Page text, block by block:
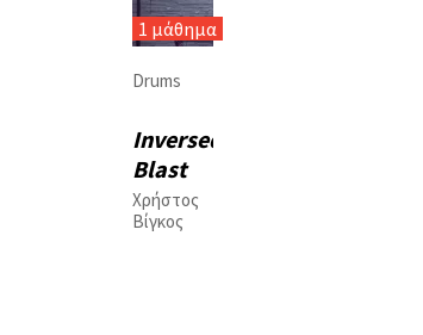
1 μάθημα
Drums
Inversed
Blast
Beats
Χρήστος
Βίγκος